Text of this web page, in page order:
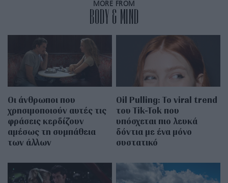
MORE FROM
BODY & MIND
Οι άνθρωποι που
χρησιμοποιούν αυτές τις
φράσεις κερδίζουν
αμέσως τη συμπάθεια
των άλλων
Oil Pulling: To viral trend
του Tik-Tok που
υπόσχεται πιο λευκά
δόντια με ένα μόνο
συστατικό